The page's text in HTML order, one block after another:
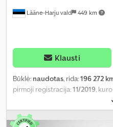
Lääne-Harju vald 449 km
Klausti
Būklė: naudotas, rida:196 272
pirmoji registracija:11/2019,
3
tipas:automatinis, emisijos
ilgis:6 190 mm, bendras plotis: